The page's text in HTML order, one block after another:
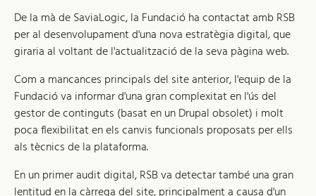
De la mà de SaviaLogic, la Fundació ha contactat amb RSB
per al desenvolupament d'una nova estratègia digital, que
giraria al voltant de l'actualització de la seva pàgina web.
Com a mancances principals del site anterior, l'equip de la
Fundació va informar d'una gran complexitat en l'ús del
gestor de continguts (basat en un Drupal obsolet) i molt
poca flexibilitat en els canvis funcionals proposats per ells
als tècnics de la plataforma.
En un primer audit digital, RSB va detectar també una gran